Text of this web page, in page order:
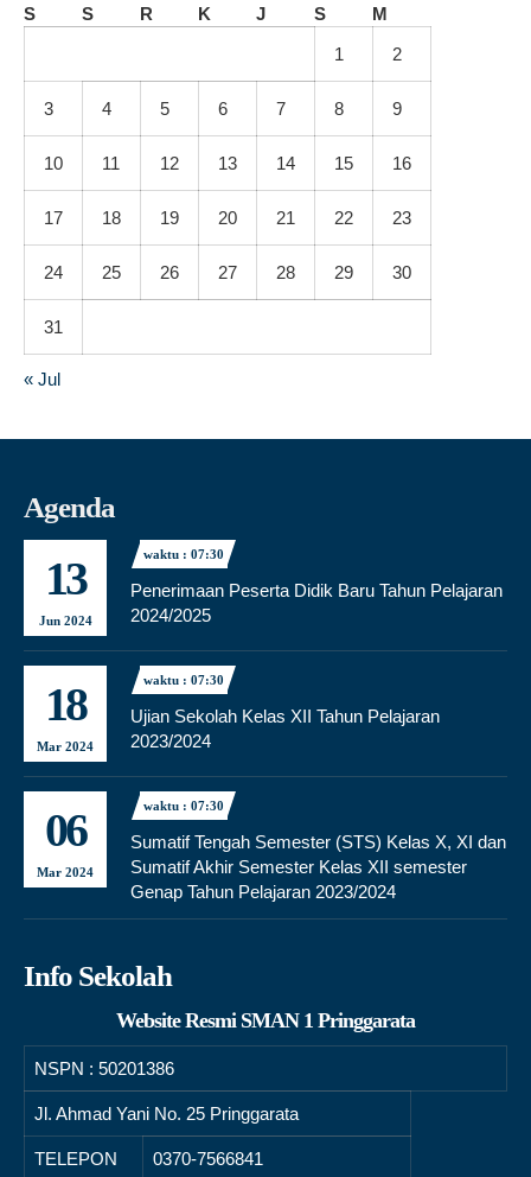
S
S R K J S
M
1
2
3 4 5 6 7 8 9
10 11 12 13 14 15 16
17 18 19 20 21 22 23
24 25 26 27 28 29 30
31
« Jul
Agenda
13
Jun 2024
waktu : 07:30
Penerimaan Peserta Didik Baru Tahun Pelajaran
2024/2025
18
Mar 2024
waktu : 07:30
Ujian Sekolah Kelas XII Tahun Pelajaran
2023/2024
06
Mar 2024
waktu : 07:30
Sumatif Tengah Semester (STS) Kelas X, XI dan
Sumatif Akhir Semester Kelas XII semester
Genap Tahun Pelajaran 2023/2024
Info Sekolah
Website Resmi SMAN 1 Pringgarata
NSPN : 50201386
Jl. Ahmad Yani No. 25 Pringgarata
TELEPON 0370-7566841